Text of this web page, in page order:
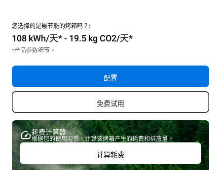
您选择的是最节能的烤箱吗？:
108 kWh/天* - 19.5 kg CO2/天*
*产品参数细节。
配置
免费试用
耗费计算器
根据您的使用习惯，计算该烤箱产生的耗费和排放量。
计算耗费